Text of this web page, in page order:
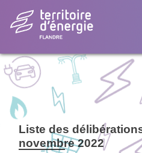
Liste des
novembre 2022